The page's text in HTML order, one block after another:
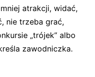
atrakcji, widać,
nie trzeba grać,
„trójek” albo
zawodniczka.